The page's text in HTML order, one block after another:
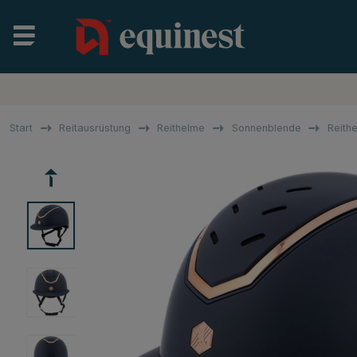
Start Reitausrüstung Reithelme Sonnenblende